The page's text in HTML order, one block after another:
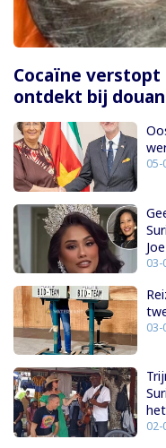
Cocaïne
ontdekt bij
05-
Joe
03-
03-
02-